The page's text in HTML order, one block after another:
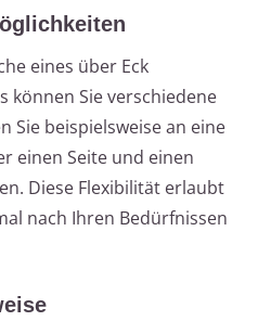
eines über Eck
Sie verschiedene
Sie beispielsweise an eine
einen Seite und einen
Diese Flexibilität erlaubt
nach Ihren Bedürfnissen